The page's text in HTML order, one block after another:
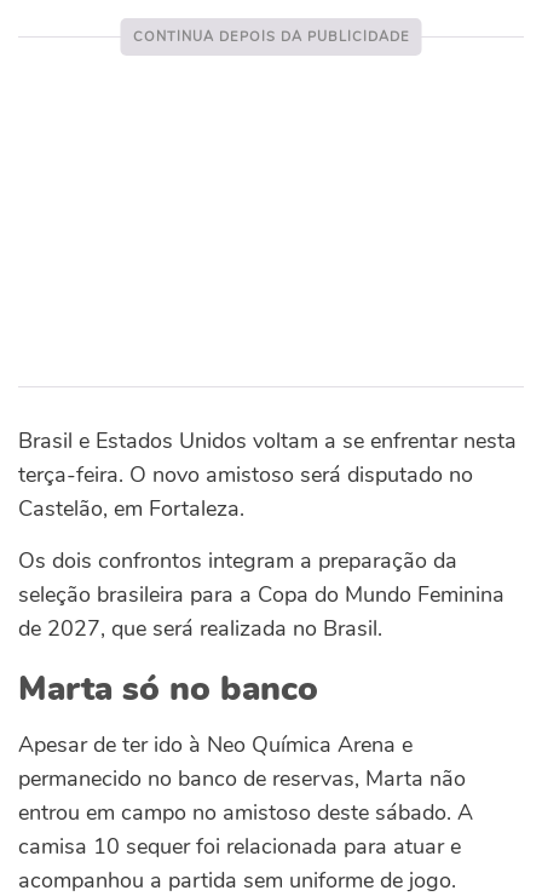
Brasil e Estados Unidos voltam a se enfrentar nesta
terça-feira. O novo amistoso será disputado no
Castelão, em Fortaleza.
Os dois confrontos integram a preparação da
seleção brasileira para a Copa do Mundo Feminina
de 2027, que será realizada no Brasil.
Marta só no banco
Apesar de ter ido à Neo Química Arena e
permanecido no banco de reservas, Marta não
entrou em campo no amistoso deste sábado. A
camisa 10 sequer foi relacionada para atuar e
acompanhou a partida sem uniforme de jogo.